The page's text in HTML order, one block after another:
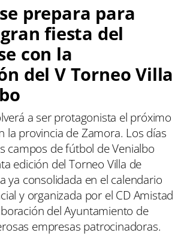
prepara para
fiesta del
con la
del V Torneo Villa
a ser protagonista el próximo
la provincia de Zamora. Los días
campos de fútbol de Venialbo
edición del Torneo Villa de
ya consolidada en el calendario
y organizada por el CD Amistad
del Ayuntamiento de
empresas patrocinadoras.